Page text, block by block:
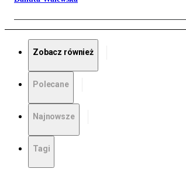
Zobacz również
Polecane
Najnowsze
Tagi